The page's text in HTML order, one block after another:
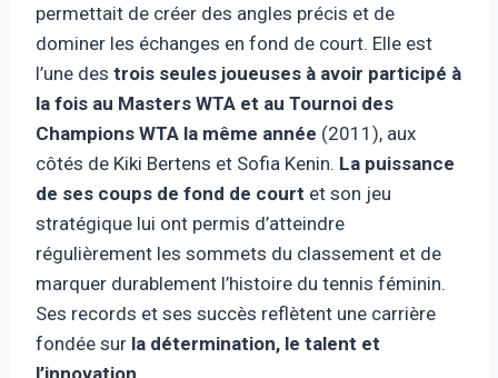
permettait de créer des angles précis et de
dominer les échanges en fond de court. Elle est
l’une des trois seules joueuses à avoir participé à
la fois au Masters WTA et au Tournoi des
Champions WTA la même année (2011), aux
côtés de Kiki Bertens et Sofia Kenin. La puissance
de ses coups de fond de court et son jeu
stratégique lui ont permis d’atteindre
régulièrement les sommets du classement et de
marquer durablement l’histoire du tennis féminin.
Ses records et ses succès reflètent une carrière
fondée sur la détermination, le talent et
l’innovation .